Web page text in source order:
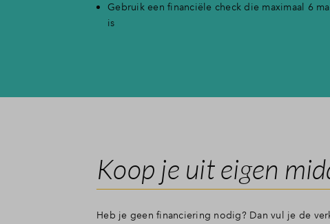
Gebruik een financiële check die maximaal 6
is
Koop je uit eigen
Heb je geen financiering nodig? Dan vul je de